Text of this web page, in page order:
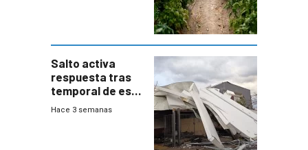
Salto activa
respuesta tras
temporal de este
sábado con
Hace 3 semanas